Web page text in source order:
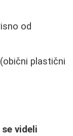
od
plastični
videli